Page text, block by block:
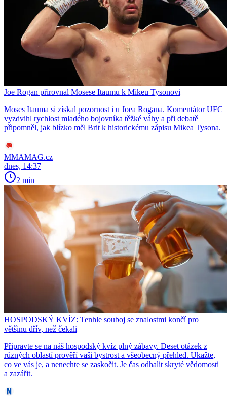
Joe Rogan přirovnal Mosese Itaumu k Mikeu Tysonovi
Moses Itauma si získal pozornost i u Joea Rogana. Komentátor UFC
vyzdvihl rychlost mladého bojovníka těžké váhy a při debatě
připomněl, jak blízko měl Brit k historickému zápisu Mikea Tysona.
MMAMAG.cz
dnes, 14:37
2 min
HOSPODSKÝ KVÍZ: Tenhle souboj se znalostmi končí pro
většinu dřív, než čekali
Připravte se na náš hospodský kvíz plný zábavy. Deset otázek z
různých oblastí prověří vaši bystrost a všeobecný přehled. Ukažte,
co ve vás je, a nenechte se zaskočit. Je čas odhalit skryté vědomosti
a zazářit.